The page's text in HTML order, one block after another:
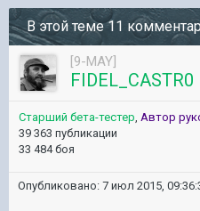
В этой теме 11
[9-MAY]
FIDEL_CASTR0
Старший бета-тестер, Автор
39 363 публикации
33 484 боя
Опубликовано: 7 июл 2015,